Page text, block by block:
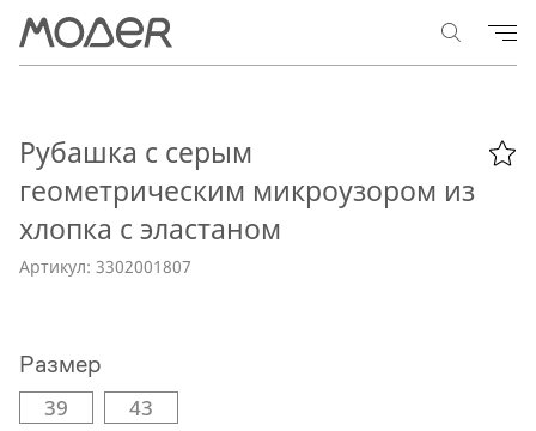
Рубашка с серым
геометрическим микроузором из
хлопка с эластаном
Артикул: 3302001807
Размер
39 43